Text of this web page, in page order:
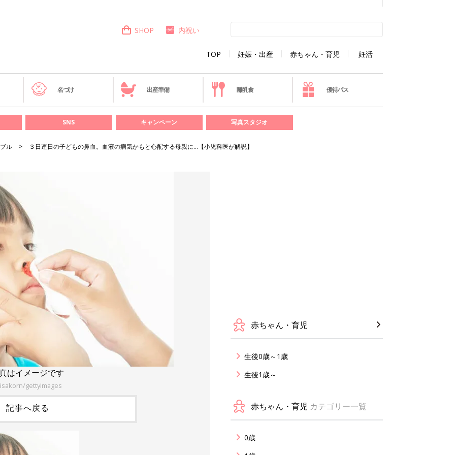
TOP 妊娠・出産 赤ちゃん・育児 妊活
SHOP 内祝い
名づけ 出産準備 離乳食 優待パス
SNS キャンペーン 写真スタジオ
ル ３日連日の子どもの鼻血。血液の病気かもと心配する母親に…【小児科医が解説】
はイメージです
gettyimages
記事へ戻る
赤ちゃん・育児
生後0歳～1歳
生後1歳～
赤ちゃん・育児 カテゴリー一覧
0歳